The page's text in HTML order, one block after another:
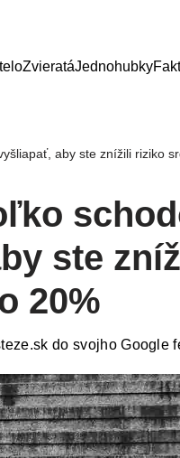
ZvieratáJednohubky
aby ste znížili riziko
ste
20%
do svojho Google